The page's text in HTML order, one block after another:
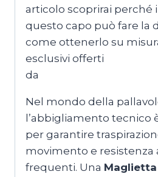
articolo scoprirai perché
questo capo può fare la
come ottenerlo su
esclusivi offerti
da
Nel mondo della
l’abbigliamento tecnico
per garantire
movimento e resistenza
frequenti. Una